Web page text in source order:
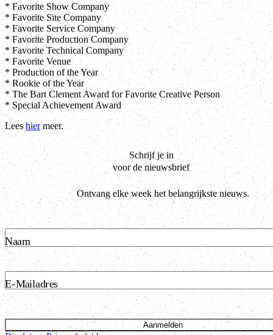
* Favorite Show Company
* Favorite Site Company
* Favorite Service Company
* Favorite Production Company
* Favorite Technical Company
* Favorite Venue
* Production of the Year
* Rookie of the Year
* The Bart Clement Award for Favorite Creative Person
* Special Achievement Award
Leeshiermeer.
Schrijf je in
voor de nieuwsbrief
Ontvang elke week het belangrijkste nieuws.
Naam
E-Mailadres
Aanmelden